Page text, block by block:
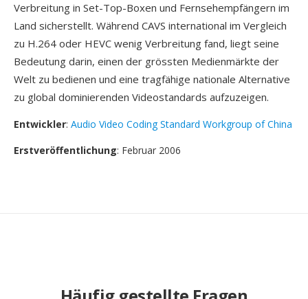
Verbreitung in Set-Top-Boxen und Fernsehempfängern im
Land sicherstellt. Während CAVS international im Vergleich
zu H.264 oder HEVC wenig Verbreitung fand, liegt seine
Bedeutung darin, einen der grössten Medienmärkte der
Welt zu bedienen und eine tragfähige nationale Alternative
zu global dominierenden Videostandards aufzuzeigen.
Entwickler: Audio Video Coding Standard Workgroup of China
Erstveröffentlichung: Februar 2006